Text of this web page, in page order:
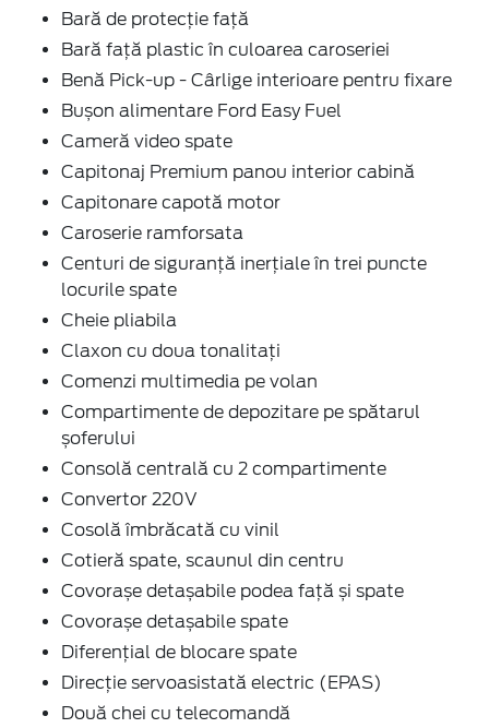
Bară de protecție față
Bară față plastic în culoarea caroseriei
Benă Pick-up - Cârlige interioare pentru fixare
Bușon alimentare Ford Easy Fuel
Cameră video spate
Capitonaj Premium panou interior cabină
Capitonare capotă motor
Caroserie ramforsata
Centuri de siguranță inerțiale în trei puncte
locurile spate
Cheie pliabila
Claxon cu doua tonalitați
Comenzi multimedia pe volan
Compartimente de depozitare pe spătarul
șoferului
Consolă centrală cu 2 compartimente
Convertor 220V
Cosolă îmbrăcată cu vinil
Cotieră spate, scaunul din centru
Covorașe detașabile podea față și spate
Covorașe detașabile spate
Diferențial de blocare spate
Direcție servoasistată electric (EPAS)
Două chei cu telecomandă